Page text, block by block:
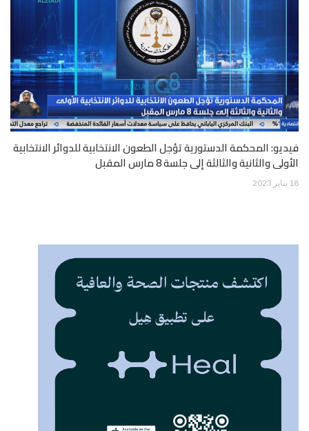
فيديو: المحكمة الدستورية تؤجل الطعون الانتخابية للدوائر الانتخابية
الأولى والثانية والثالثة إلى جلسة 8 مارس المقبل
18 يناير 2023